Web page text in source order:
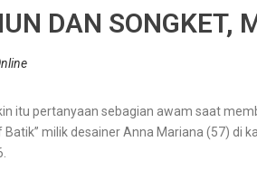
DAN SONGKET,
itu pertanyaan sebagian awam saat
milik desainer Anna Mariana (57) di